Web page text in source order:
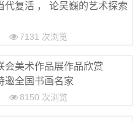
代复活 ， 论吴巍的艺术探索
7131 次浏览
会美术作品展作品欣赏
邀全国书画名家
8150 次浏览